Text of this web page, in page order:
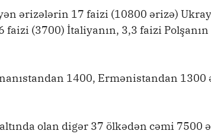
ərizələrin 17 faizi (10800 ərizə)
faizi (3700) İtaliyanın, 3,3 faizi
1400, Ermənistandan 1300
olan digər 37 ölkədən cəmi 7500